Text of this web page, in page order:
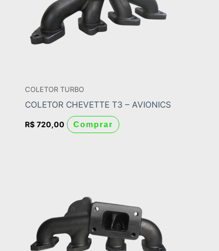
COLETOR TURBO
COLETOR CHEVETTE T3 – AVIONICS
R$ 720,00 Comprar